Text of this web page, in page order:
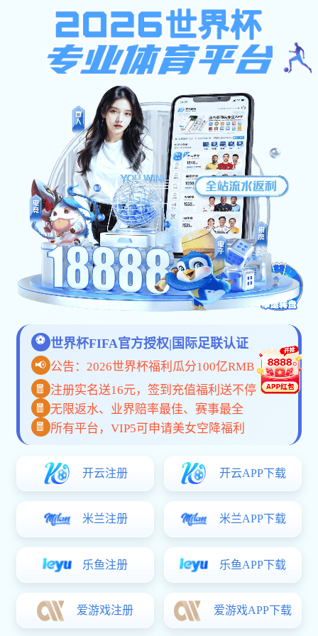
爱游戏体育博客网
当前位置：与“咖啡”相关的标签
咖啡馆倒闭潮真的来了？详解倒闭原因
分类：职场江湖| 浏览:25
作者：大望路边摊 上周末的时候，某位知名
自媒体人在群里吐槽，由于定位较为高端的
咖啡馆咖啡库老板跑路，她迎
共1页1条
Copyright © 2002-2026 爱游戏体育新闻博客 版权所有 非商用版本 网
站备案号：粤ICP备65487939号